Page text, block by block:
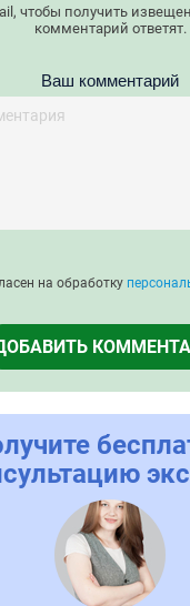
чтобы получить
комментарий ответят.
Ваш комментарий
на обработку